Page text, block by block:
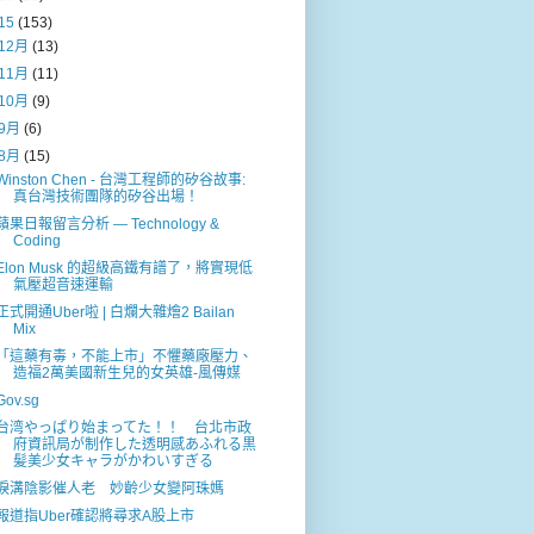
(153)
12月(13)
11月(11)
10月(9)
月(6)
月(15)
Chen - 台灣工程師的矽谷故事:
真台灣技術團隊的矽谷出場！
果日報留言分析 — Technology &
Coding
Musk 的超級高鐵有譜了，將實現低
氣壓超音速運輸
式開通Uber啦 | 白爛大雜燴2 Bailan
Mix
「這藥有毒，不能上市」不懼藥廠壓力、
造福2萬美國新生兒的女英雄-風傳媒
湾やっぱり始まってた！！ 台北市政
府資訊局が制作した透明感あふれる黒
髪美少女キャラがかわいすぎる
溝陰影催人老 妙齡少女變阿珠媽
道指Uber確認將尋求A股上市